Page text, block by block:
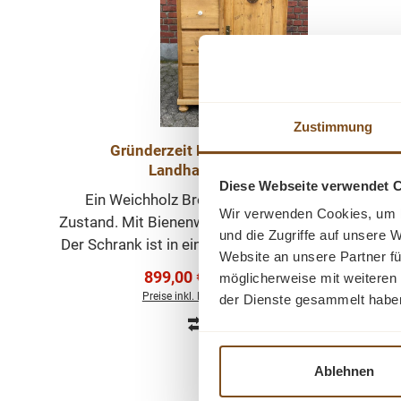
Zustimmung
Diese Webseite verwendet
Wir verwenden Cookies,
und die Zugriffe auf unsere
Website an unsere Partner
möglicherweise mit
der Dienste gesammelt
Ablehnen
Gründerzeit Brotschrank Weichholz
Landhausmöbel Schrank
Ein Weichholz Brotschrank im wohnfertigem
Zustand. Mit Bienenwachs behandelt und
Der Schrank ist in einem guten Zustand. Im
sind Einlegeböden. Die vier großen Schubladen
haben weisse Porzellanknöpfe. Es sind Schloss
Schlüssel vorhanden und voll funktionsfähig. Der
Schrank ist voll massiv. Ein schöner Eyecatcher und
Abmessungen: Höhe: 146 cm; Breite: 102 cm; Tiefe:
Verkaufspreis:
899,00 € Regulärer Preis:
999,00 € (10% gespart)
Preise inkl. MwSt. zzgl. Versandkosten